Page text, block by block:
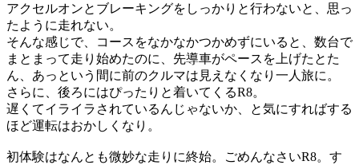
アクセルオンとブレーキングをしっかりと行わないと、思っ
たように走れない。
そんな感じで、コースをなかなかつかめずにいると、数台で
まとまって走り始めたのに、先導車がペースを上げたとた
ん、あっという間に前のクルマは見えなくなり一人旅に。
さらに、後ろにはぴったりと着いてくるR8。
遅くてイライラされているんじゃないか、と気にすればする
ほど運転はおかしくなり。
初体験はなんとも微妙な走りに終始。ごめんなさいR8。す